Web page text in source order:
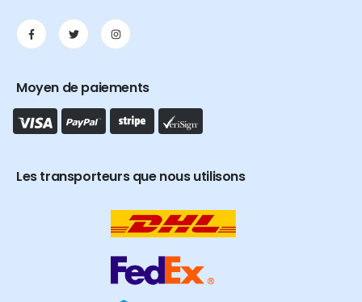
Moyen de paiements
Les transporteurs que nous utilisons